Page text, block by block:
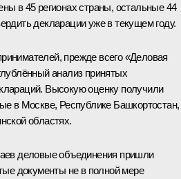
в 45 регионах страны, остальные 44
декларации уже в текущем году.
прежде всего «Деловая
анализ принятых
Высокую оценку получили
в Москве, Республике Башкортостан,
областях.
деловые объединения пришли
документы не в полной мере